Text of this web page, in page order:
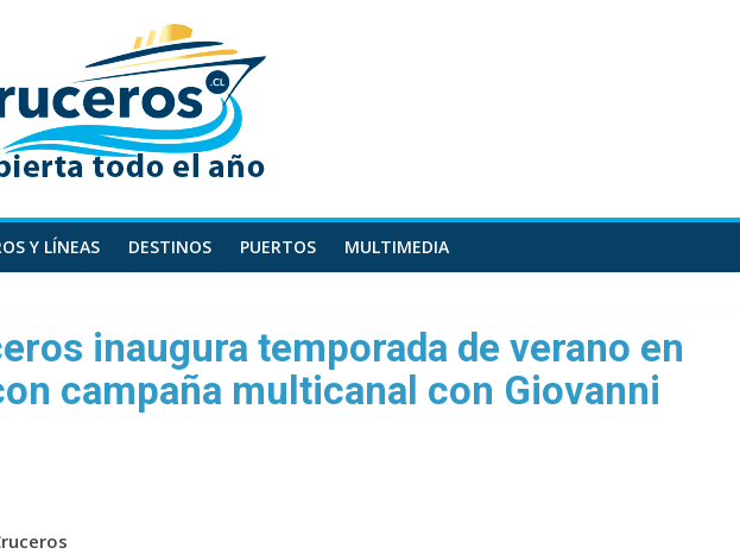
Y LÍNEAS DESTINOS PUERTOS MULTIMEDIA
inaugura temporada de verano en
campaña multicanal con Giovanni